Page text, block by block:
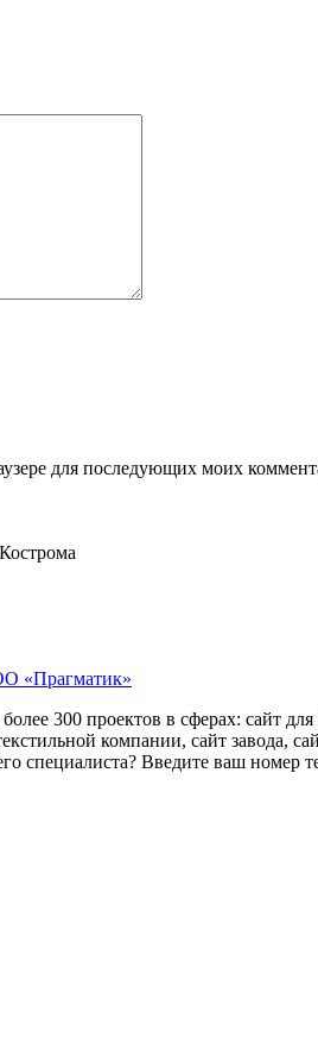
для последующих моих
«Прагматик»
300 проектов в сферах: сайт
компании, сайт завода,
специалиста? Введите ваш номер